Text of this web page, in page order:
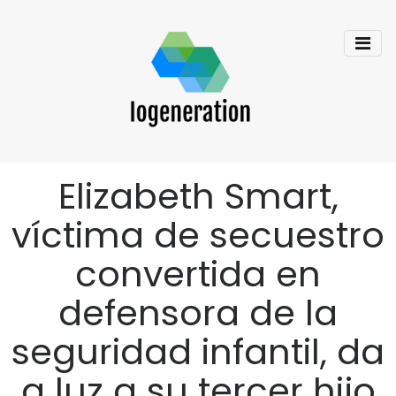
Elizabeth Smart,
víctima de secuestro
convertida en
defensora de la
seguridad infantil, da